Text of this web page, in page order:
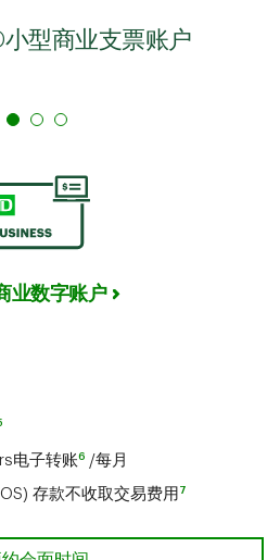
型商业支票账户
业数字账户
电子转账6 /每月
存款不收取交易费用 7